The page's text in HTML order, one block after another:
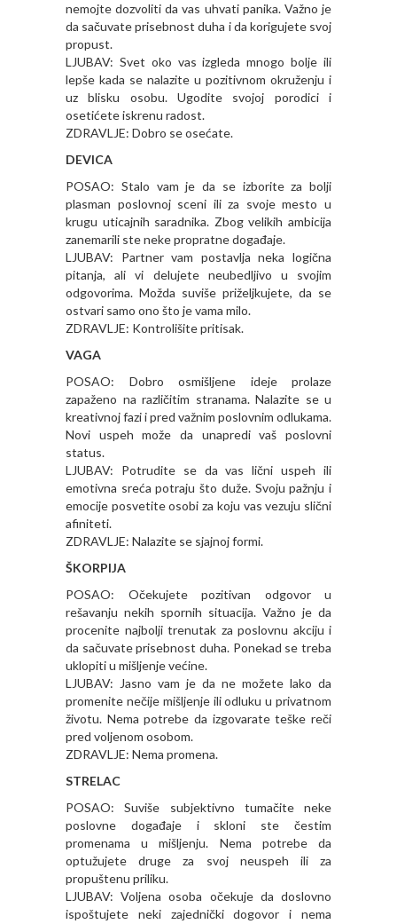
nemojte dozvoliti da vas uhvati panika. Važno je
da sačuvate prisebnost duha i da korigujete svoj
propust.
LJUBAV: Svet oko vas izgleda mnogo bolje ili
lepše kada se nalazite u pozitivnom okruženju i
uz blisku osobu. Ugodite svojoj porodici i
osetićete iskrenu radost.
ZDRAVLJE: Dobro se osećate.
DEVICA
POSAO: Stalo vam je da se izborite za bolji
plasman poslovnoj sceni ili za svoje mesto u
krugu uticajnih saradnika. Zbog velikih ambicija
zanemarili ste neke propratne događaje.
LJUBAV: Partner vam postavlja neka logična
pitanja, ali vi delujete neubedljivo u svojim
odgovorima. Možda suviše priželjkujete, da se
ostvari samo ono što je vama milo.
ZDRAVLJE: Kontrolišite pritisak.
VAGA
POSAO: Dobro osmišljene ideje prolaze
zapaženo na različitim stranama. Nalazite se u
kreativnoj fazi i pred važnim poslovnim odlukama.
Novi uspeh može da unapredi vaš poslovni
status.
LJUBAV: Potrudite se da vas lični uspeh ili
emotivna sreća potraju što duže. Svoju pažnju i
emocije posvetite osobi za koju vas vezuju slični
afiniteti.
ZDRAVLJE: Nalazite se sjajnoj formi.
ŠKORPIJA
POSAO: Očekujete pozitivan odgovor u
rešavanju nekih spornih situacija. Važno je da
procenite najbolji trenutak za poslovnu akciju i
da sačuvate prisebnost duha. Ponekad se treba
uklopiti u mišljenje većine.
LJUBAV: Jasno vam je da ne možete lako da
promenite nečije mišljenje ili odluku u privatnom
životu. Nema potrebe da izgovarate teške reči
pred voljenom osobom.
ZDRAVLJE: Nema promena.
STRELAC
POSAO: Suviše subjektivno tumačite neke
poslovne događaje i skloni ste čestim
promenama u mišljenju. Nema potrebe da
optužujete druge za svoj neuspeh ili za
propuštenu priliku.
LJUBAV: Voljena osoba očekuje da doslovno
ispoštujete neki zajednički dogovor i nema